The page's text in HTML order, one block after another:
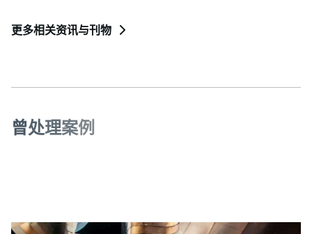
更多相关资讯与刊物
曾处理案例